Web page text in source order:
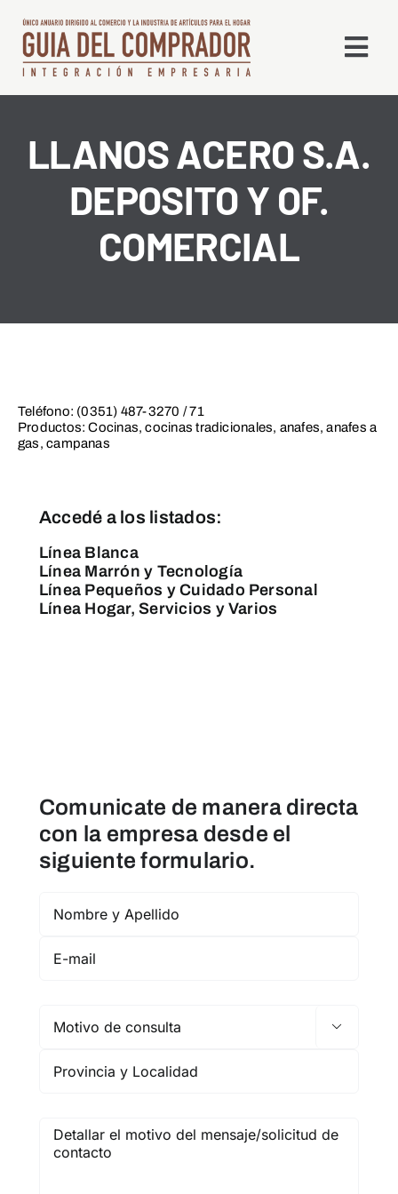
contenido
Edición Digital
LLANOS ACERO S.A.
DEPOSITO Y OF.
COMERCIAL
Teléfono: (0351) 487-3270 / 71
Productos: Cocinas, cocinas tradicionales, anafes, anafes a
gas, campanas
Accedé a los listados:
Línea Blanca
Línea Marrón y Tecnología
Línea Pequeños y Cuidado Personal
Línea Hogar, Servicios y Varios
Comunicate de manera directa
con la empresa desde el
siguiente formulario.
